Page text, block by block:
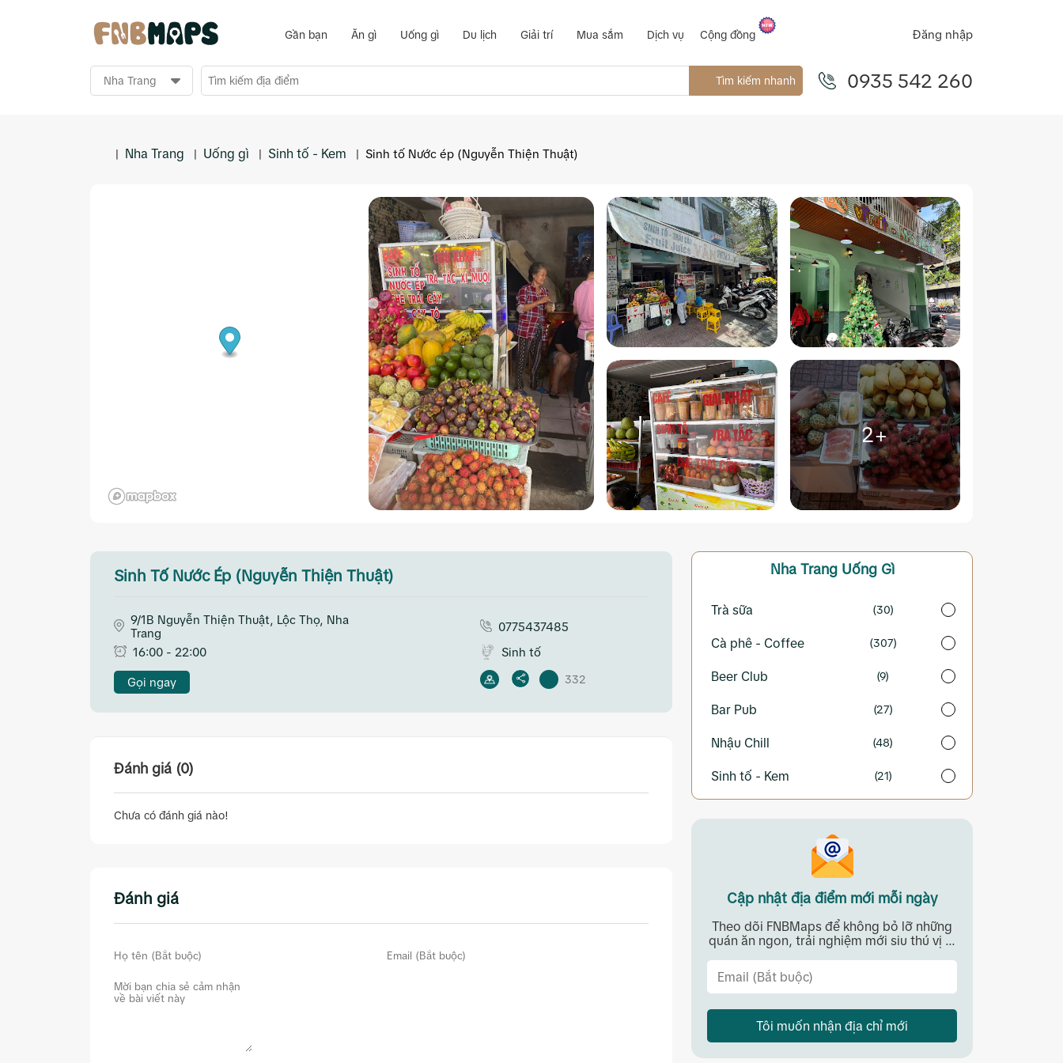
Gần bạn Ăn gì Uống gì Du lịch Giải trí Mua sắm Dịch vụ Cộng đồng Đăng nhập
Tìm kiếm nhanh 0935 542 260
| Nha Trang | Uống gì | Sinh tố - Kem | Sinh tố Nước ép (Nguyễn Thiện Thuật)
2+
Sinh Tố Nước Ép (Nguyễn Thiện Thuật)
9/1B Nguyễn Thiện Thuật, Lộc Thọ, Nha
Trang
0775437485
16:00 - 22:00
Sinh tố
Gọi ngay 332
Đánh giá (0)
Chưa có đánh giá nào!
Đánh giá
Nha Trang Uống Gì
Trà sữa (30)
Cà phê - Coffee (307)
Beer Club (9)
Bar Pub (27)
Nhậu Chill (48)
Sinh tố - Kem (21)
Cập nhật địa điểm mới mỗi ngày
Theo dõi FNBMaps để không bỏ lỡ những
quán ăn ngon, trải nghiệm mới siu thú vị ...
Tôi muốn nhận địa chỉ mới